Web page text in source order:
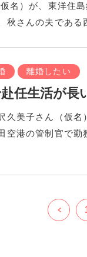
名）が、東洋住
秋さんの夫であ
離婚したい
任生活が長
久美子さん（仮
空港の管制官で